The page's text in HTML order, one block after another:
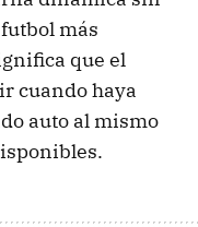
más
que el
cuando haya
auto al mismo